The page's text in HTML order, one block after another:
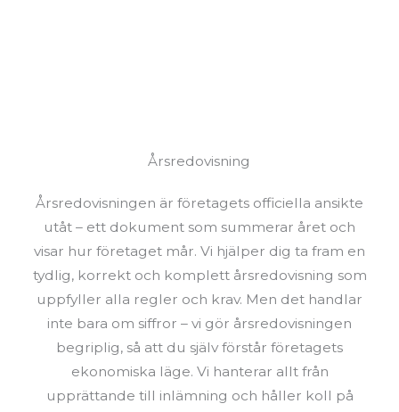
Årsredovisning
Årsredovisningen är företagets officiella ansikte
utåt – ett dokument som summerar året och
visar hur företaget mår. Vi hjälper dig ta fram en
tydlig, korrekt och komplett årsredovisning som
uppfyller alla regler och krav. Men det handlar
inte bara om siffror – vi gör årsredovisningen
begriplig, så att du själv förstår företagets
ekonomiska läge. Vi hanterar allt från
upprättande till inlämning och håller koll på